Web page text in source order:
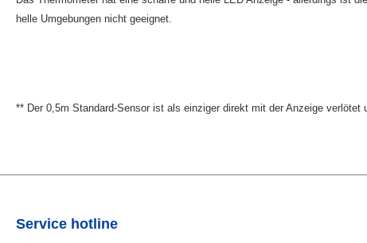
helle Umgebungen nicht geeignet.
** Der 0,5m Standard-Sensor ist als einziger direkt mit der Anzeige verlötet
Service hotline